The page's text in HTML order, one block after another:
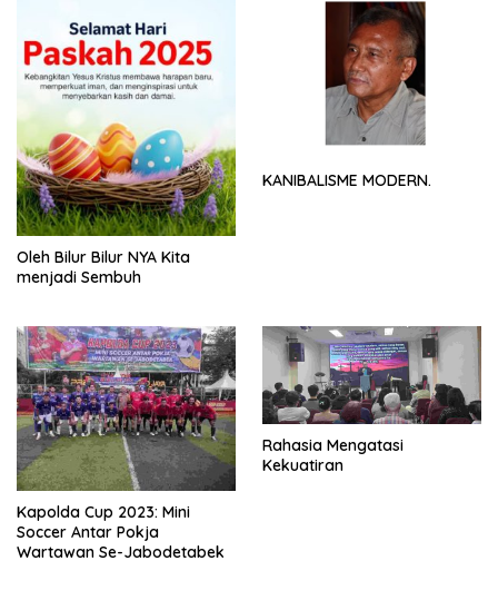
Oleh Bilur Bilur NYA Kita
menjadi Sembuh
KANIBALISME MODERN.
Kapolda Cup 2023: Mini
Soccer Antar Pokja
Wartawan Se-Jabodetabek
Rahasia Mengatasi
Kekuatiran